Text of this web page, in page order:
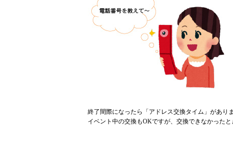
終了間際になったら「アドレス交換タイム」がありま
イベント中の交換もOKですが、交換できなかった